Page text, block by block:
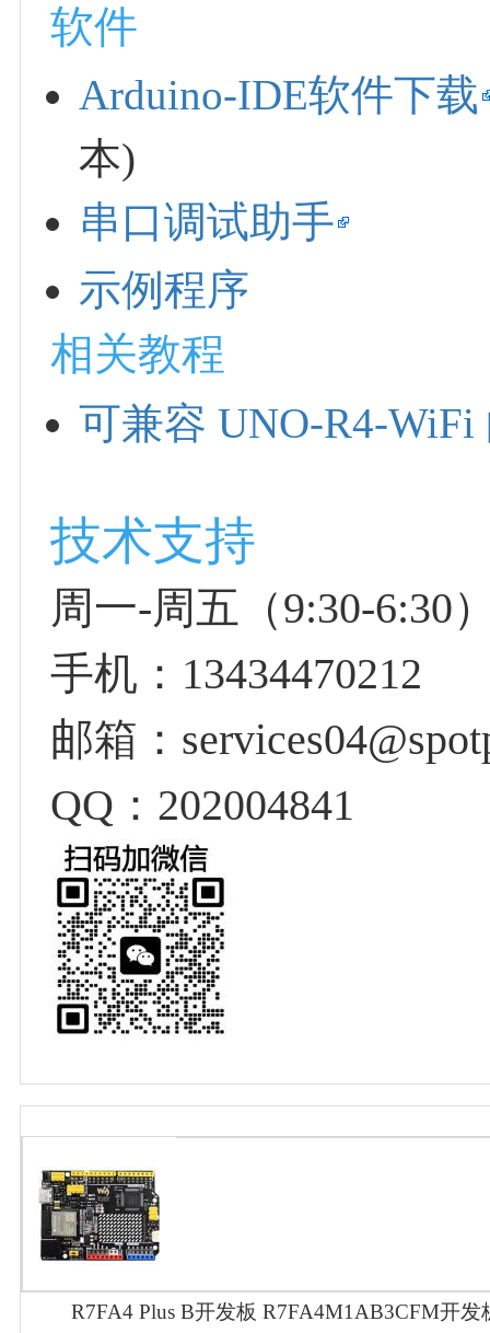
软件
Arduino-IDE软件下载
本)
串口调试助手
示例程序
相关教程
可兼容 UNO-R4-
技术支持
周一-周五（9:30-6:30
手机：13434470212
邮箱：
QQ：202004841
R7FA4 Plus B开发板 R7FA4M1AB3CFM开